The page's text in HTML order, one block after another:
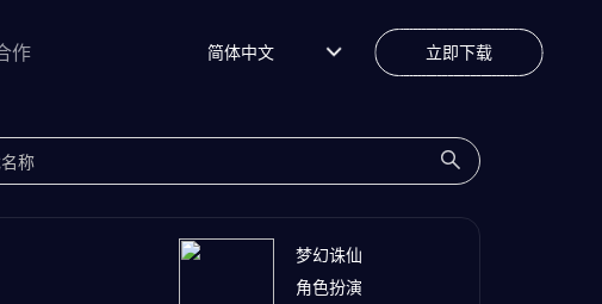
作 简体中文 立即下载
梦幻诛仙
角色扮演